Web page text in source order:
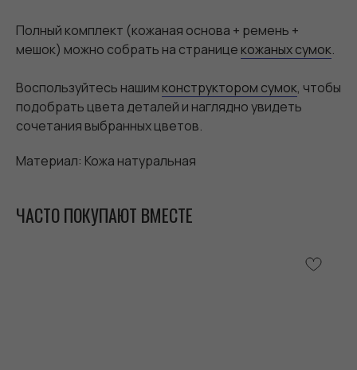
Полный комплект (кожаная основа + ремень +
мешок) можно собрать на странице кожаных сумок.
Воспользуйтесь нашим конструктором сумок, чтобы
подобрать цвета деталей и наглядно увидеть
сочетания выбранных цветов.
Материал: Кожа натуральная
ЧАСТО ПОКУПАЮТ ВМЕСТЕ